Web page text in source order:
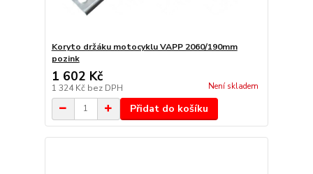
Koryto držáku motocyklu VAPP 2060/190mm
pozink
1 602 Kč
1 324 Kč bez DPH Není skladem
Přidat do košíku